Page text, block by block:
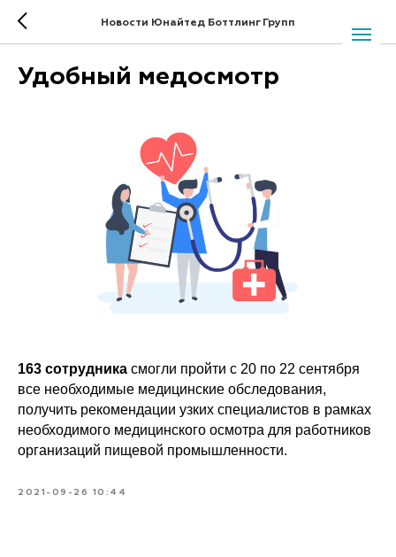
Новости Юнайтед Боттлинг Групп
Удобный медосмотр
163 сотрудника смогли пройти с 20 по 22 сентября
все необходимые медицинские обследования,
получить рекомендации узких специалистов в рамках
необходимого медицинского осмотра для работников
организаций пищевой промышленности.
2021-09-26 10:44